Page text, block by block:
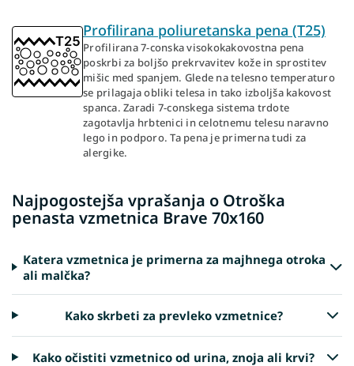
Profilirana poliuretanska pena (T25)
Profilirana 7-conska visokokakovostna pena
poskrbi za boljšo prekrvavitev kože in sprostitev
mišic med spanjem. Glede na telesno temperaturo
se prilagaja obliki telesa in tako izboljša kakovost
spanca. Zaradi 7-conskega sistema trdote
zagotavlja hrbtenici in celotnemu telesu naravno
lego in podporo. Ta pena je primerna tudi za
alergike.
Najpogostejša vprašanja o Otroška
penasta vzmetnica Brave 70x160
Katera vzmetnica je primerna za majhnega otroka
ali malčka?
Kako skrbeti za prevleko vzmetnice?
Kako očistiti vzmetnico od urina, znoja ali krvi?